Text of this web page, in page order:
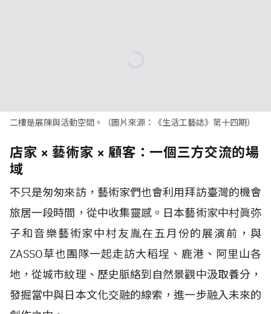
二樓是展陳與活動空間。（圖片來源：《生活工藝誌》第十四期）
店家 × 藝術家 × 顧客：一個三方交流的場
域
不只是匆匆來訪，藝術家們也會利用拜訪臺灣的機會
旅居一段時間，從中收集靈感。日本藝術家中村眞弥
子和音樂藝術家中村友胤在五月份的展演前，與
ZASSO草也團隊一起走訪大稻埕、鹿港、阿里山各
地，從城市紋理、歷史脈絡到自然景觀中汲取養分，
發掘當中與日本文化交融的線索，進一步融入未來的